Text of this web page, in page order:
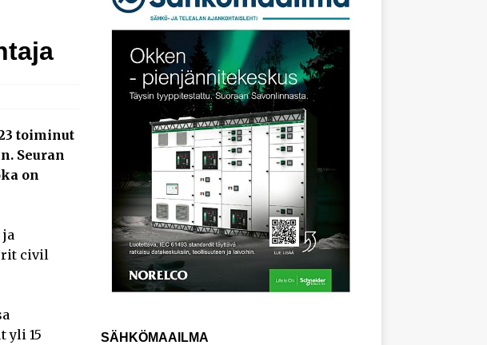
toiminut
Seuran
on
civil
yli 15
SÄHKÖMAAILMA